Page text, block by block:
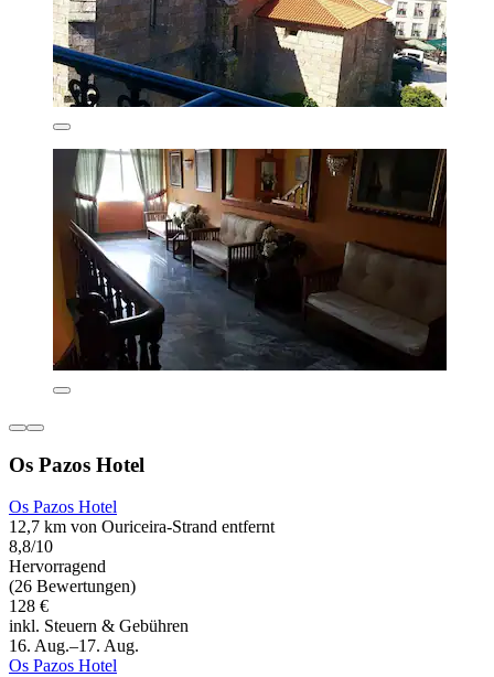
Os Pazos Hotel
Os Pazos Hotel
12,7 km von Ouriceira-Strand entfernt
8,8/10
Hervorragend
(26 Bewertungen)
128 €
inkl. Steuern & Gebühren
16. Aug.–17. Aug.
Os Pazos Hotel